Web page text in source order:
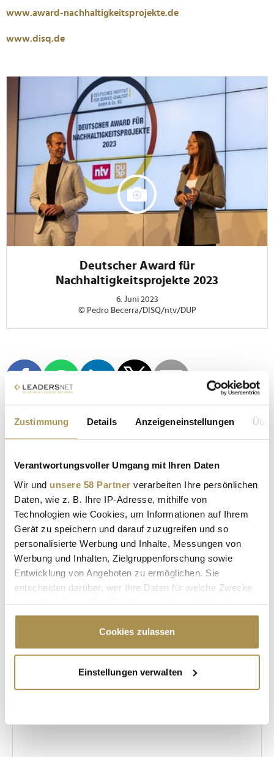
Zustimmung Details Anzeigeneinstellungen
Verantwortungsvoller Umgang mit Ihren Daten
Wir und unsere 58 Partner verarbeiten Ihre persönlichen
Daten, wie z. B. Ihre IP-Adresse, mithilfe von
Technologien wie Cookies, um Informationen auf Ihrem
Gerät zu speichern und darauf zuzugreifen und so
personalisierte Werbung und Inhalte, Messungen von
Werbung und Inhalten, Zielgruppenforschung sowie
Entwicklung von Angeboten zu ermöglichen. Sie
entscheiden darüber, wer Ihre Daten für welche Zwecke
Cookie-Erklärung oder durch Klicken auf das Privacy
Trigger Symbol ändern oder widerrufen
Informationen über Ihre geografische Lage
erfassen, welche bis auf einige Meter genau sein
Cookies zulassen
Einstellungen verwalten
www.award-nachhaltigkeitsprojekte.de
www.disq.de
Deutscher Award für
Nachhaltigkeitsprojekte 2023
6. Juni 2023
© Pedro Becerra/DISQ/ntv/DUP
BERLIN
DEUTSCHES INSTITUT FÜR SERVICE-QUALITÄT
DUP UNTERNEHMER-MAGAZIN NTV
BERTELSMANN-REPRÄSENTANZ